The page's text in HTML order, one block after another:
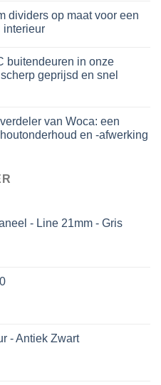
dividers op maat voor een
interieur
buitendeuren in onze
geprijsd en snel
van Woca: een
en -afwerking
- Line 21mm - Gris
- Antiek Zwart